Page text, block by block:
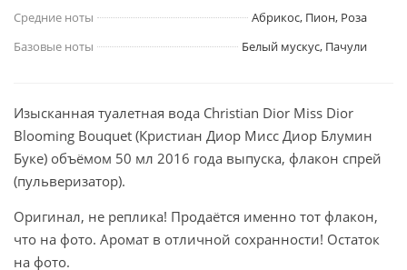
Средние ноты
Абрикос, Пион, Роза
Базовые ноты
Белый мускус, Пачули
Изысканная туалетная вода Christian Dior Miss Dior
Blooming Bouquet (Кристиан Диор Мисс Диор Блумин
Буке) объёмом 50 мл 2016 года выпуска, флакон спрей
(пульверизатор).
Оригинал, не реплика! Продаётся именно тот флакон,
что на фото. Аромат в отличной сохранности! Остаток
на фото.